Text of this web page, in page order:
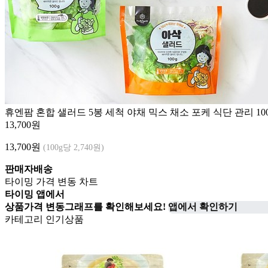
휴엔팜 혼합 샐러드 5봉 세척 야채 믹스 채소 포케 식단 관리
13,700원
13,700원 (100g당 2,740원)
판매자배송
타이밍 가격 변동 차트
타이밍 앱에서
상품가격 변동그래프를 확인해보세요! 앱에서 확인하기
카테고리 인기상품